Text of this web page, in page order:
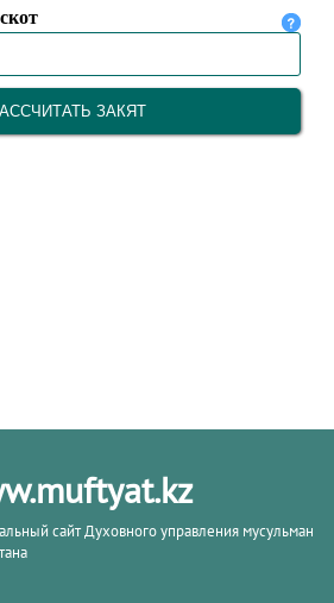
сайт Духовного управления мусульман